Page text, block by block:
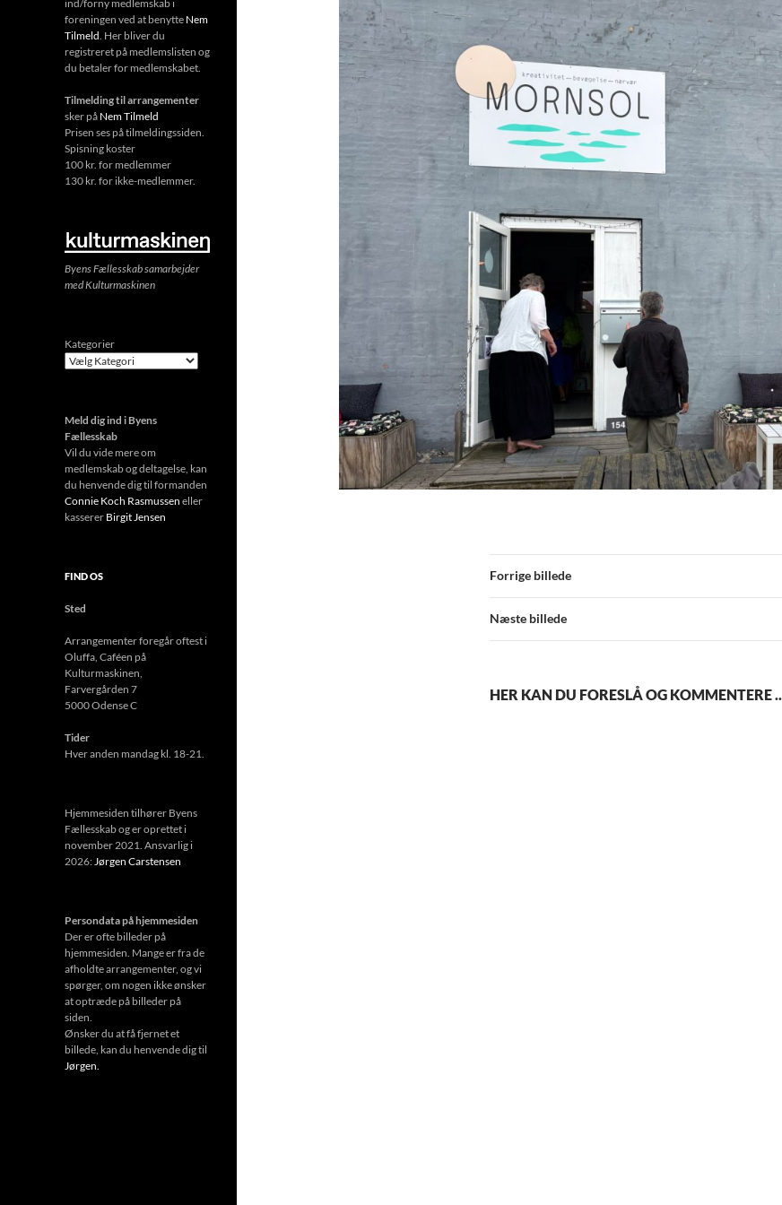
Forrige billede
Næste billede
HER KAN DU FORESLÅ OG KOMMENTERE ..
ind/forny medlemskab i
foreningen ved at benytte Nem
Tilmeld. Her bliver du
registreret på medlemslisten og
du betaler for medlemskabet.
Tilmelding til arrangementer
sker på Nem Tilmeld
Prisen ses på tilmeldingssiden.
Spisning koster
100 kr. for medlemmer
130 kr. for ikke-medlemmer.
Byens Fællesskab samarbejder
med Kulturmaskinen
Kategorier
Meld dig ind i Byens
Fællesskab
Vil du vide mere om
medlemskab og deltagelse, kan
du henvende dig til formanden
Connie Koch Rasmussen eller
kasserer Birgit Jensen
FIND OS
Sted
Arrangementer foregår oftest i
Oluffa, Caféen på
Kulturmaskinen,
Farvergården 7
5000 Odense C
Tider
Hver anden mandag kl. 18-21.
Hjemmesiden tilhører Byens
Fællesskab og er oprettet i
november 2021. Ansvarlig i
2026:Jørgen Carstensen
Persondata på hjemmesiden
Der er ofte billeder på
hjemmesiden. Mange er fra de
afholdte arrangementer, og vi
spørger, om nogen ikke ønsker
at optræde på billeder på
siden.
Ønsker du at få fjernet et
billede, kan du henvende dig til
Jørgen.